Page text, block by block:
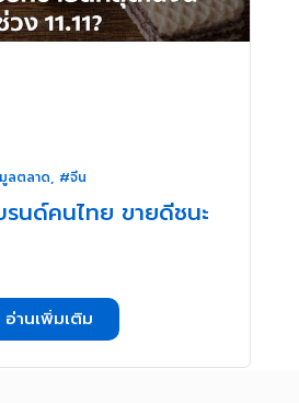
ลตลาด, #จีน
รนด์คนไทย ขายดีชนะ
อ่านเพิ่มเติม